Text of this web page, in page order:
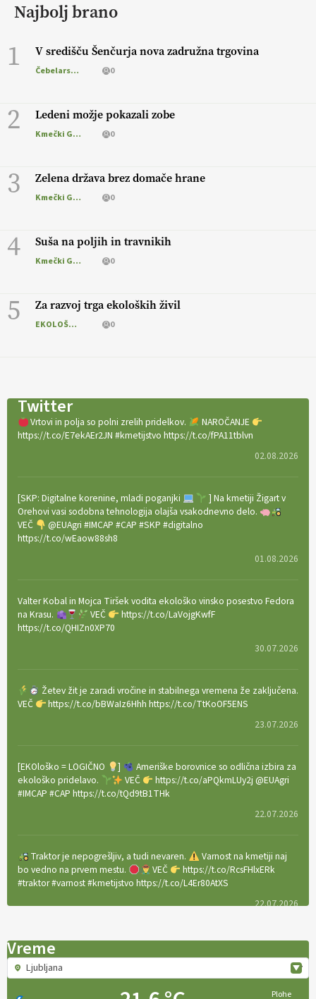
Najbolj brano
1 V središču Šenčurja nova zadružna trgovina
Čebelarstvo 0
2 Ledeni možje pokazali zobe
Kmečki Glas 0
3 Zelena država brez domače hrane
Kmečki Glas 0
4 Suša na poljih in travnikih
Kmečki Glas 0
5 Za razvoj trga ekoloških živil
EKOLOŠKO LOGIČNO 0
Twitter
Vrtovi in polja so polni zrelih pridelkov.
NAROČANJE
https://t.co/E7ekAEr2JN #kmetijstvo https://t.co/fPA11tblvn
02.08.2026
[SKP: Digitalne korenine, mladi poganjki
] Na kmetiji Žigart v
Orehovi vasi sodobna tehnologija olajša vsakodnevno delo.
VEČ
@EUAgri #IMCAP #CAP #SKP #digitalno
https://t.co/wEaow88sh8
01.08.2026
Valter Kobal in Mojca Tiršek vodita ekološko vinsko posestvo Fedora
na Krasu.
VEČ
https://t.co/LaVojgKwfF
https://t.co/QHIZn0XP70
30.07.2026
Žetev žit je zaradi vročine in stabilnega vremena že zaključena.
VEČ
https://t.co/bBWaIz6Hhh https://t.co/TtKoOF5ENS
23.07.2026
[EKOloško = LOGIČNO ]
Ameriške borovnice so odlična izbira za
ekološko pridelavo.
VEČ
https://t.co/aPQkmLUy2j @EUAgri
#IMCAP #CAP https://t.co/tQd9tB1THk
22.07.2026
Traktor je nepogrešljiv, a tudi nevaren.
Varnost na kmetiji naj
bo vedno na prvem mestu.
VEČ
https://t.co/RcsFHlxERk
#traktor #varnost #kmetijstvo https://t.co/L4Er80AtXS
22.07.2026
[EKOloško = LOGIČNO
kmetijstvo
in predvsem reja travojedih živali
. VEČ
https://t.co/YvDmY3UNng @EUAgri #IMCAP #CAP
Vreme
Ljubljana
Plohe